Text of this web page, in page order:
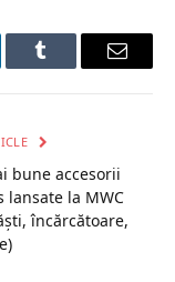
Tumblr Email
bune accesorii
lansate la MWC
încărcătoare,